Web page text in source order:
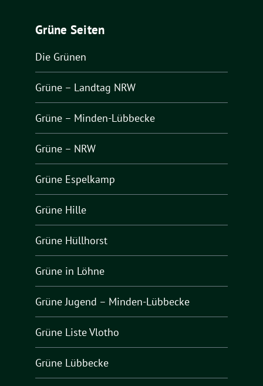
Grüne Seiten
Die Grünen
Grüne – Landtag NRW
Grüne – Minden-Lübbecke
Grüne – NRW
Grüne Espelkamp
Grüne Hille
Grüne Hüllhorst
Grüne in Löhne
Grüne Jugend – Minden-Lübbecke
Grüne Liste Vlotho
Grüne Lübbecke